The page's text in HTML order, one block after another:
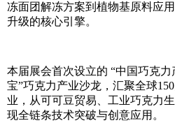
冻面团解冻方案到植物基原料应
升级的核心引擎。
本届展会首次设立的 “中国巧克力
宝”巧克力产业沙龙，汇聚全球
业，从可可豆贸易、工业巧克力
现全链条技术突破与创意应用。